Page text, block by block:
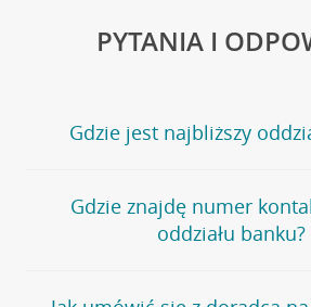
PYTANIA I
Gdzie jest najbliższy
Jeśli szukasz oddziału naszego banku,
stronęPlacówki i bankomaty, na której
wygodna wyszukiwarka.
oddziałów
Gdzie znajdę numer
oddziału banku?
Bank Credit Agricole nie udostępnia